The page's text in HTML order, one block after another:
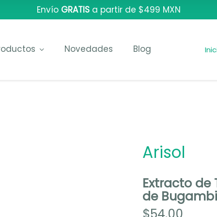
Envío GRATISa partir de $499 MXN
Novedades Blog
Arisol
Extracto de
de